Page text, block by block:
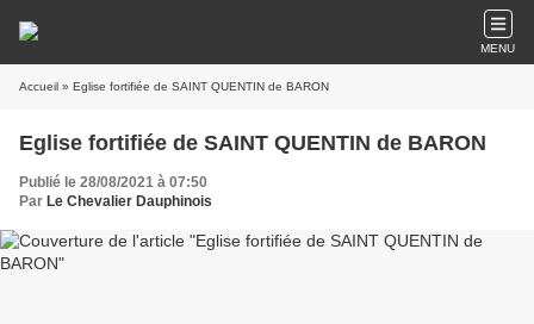
MENU
Accueil » Eglise fortifiée de SAINT QUENTIN de BARON
Eglise fortifiée de SAINT QUENTIN de BARON
Publié le 28/08/2021 à 07:50
Par Le Chevalier Dauphinois